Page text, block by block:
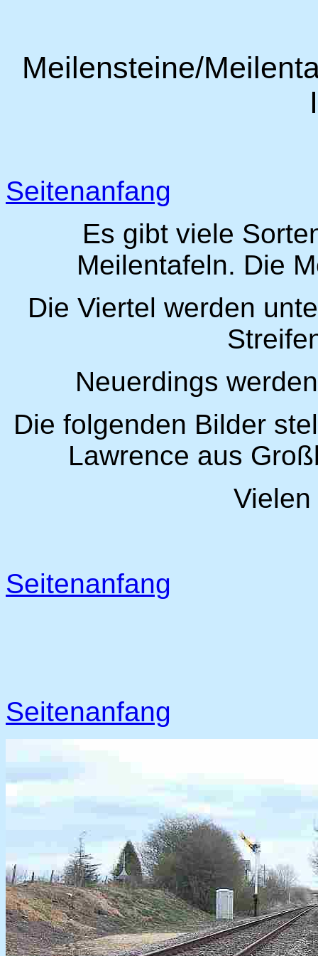
Meilensteine/
Seitenanfang
Es gibt viele
Meilentafeln. Die
Die Viertel werden
Neuerdings
Die folgenden Bilder
Lawrence aus
Seitenanfang
Seitenanfang